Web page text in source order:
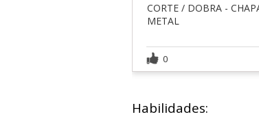
CORTE / DOBRA -
METAL
0
Habilidades: